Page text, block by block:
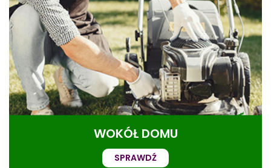
WOKÓŁ DOMU
SPRAWDŹ